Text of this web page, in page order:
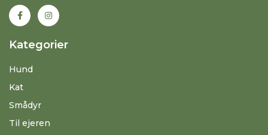
Kategorier
Hund
Kat
Smådyr
Til ejeren